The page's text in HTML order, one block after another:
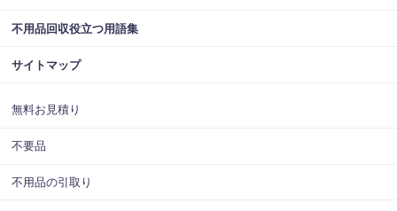
不用品回収役立つ用語集
サイトマップ
無料お見積り
不要品
不用品の引取り